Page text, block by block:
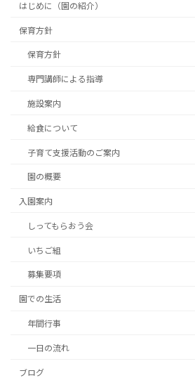
はじめに（園の紹介）
保育方針
保育方針
専門講師による指導
施設案内
給食について
子育て支援活動のご案内
園の概要
入園案内
しってもらおう会
いちご組
募集要項
園での生活
年間行事
一日の流れ
ブログ